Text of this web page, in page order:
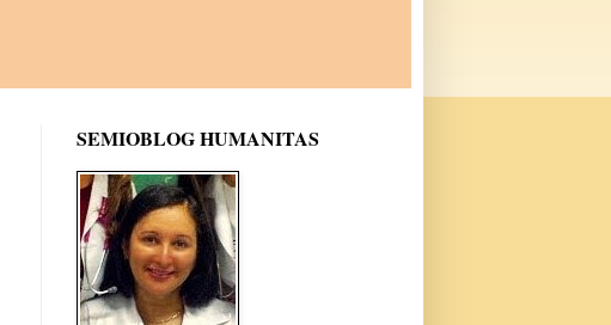
SEMIOBLOG HUMANITAS